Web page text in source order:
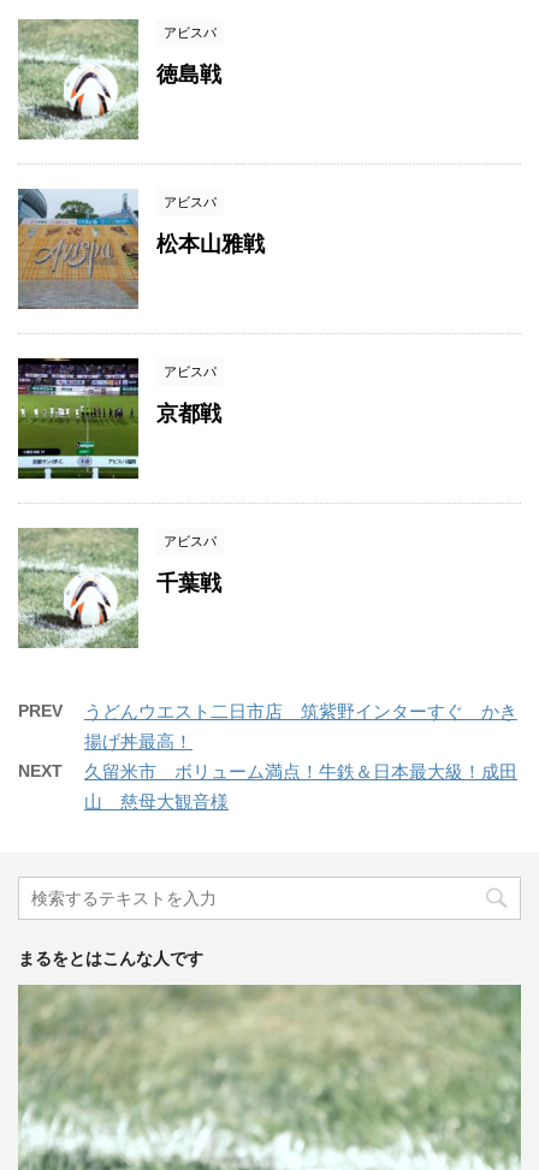
アビスパ
徳島戦
アビスパ
松本山雅戦
アビスパ
京都戦
アビスパ
千葉戦
PREV
うどんウエスト二日市店 筑紫野インターすぐ かき
揚げ丼最高！
NEXT
久留米市 ボリューム満点！牛鉄＆日本最大級！成田
山 慈母大観音様
まるをとはこんな人です